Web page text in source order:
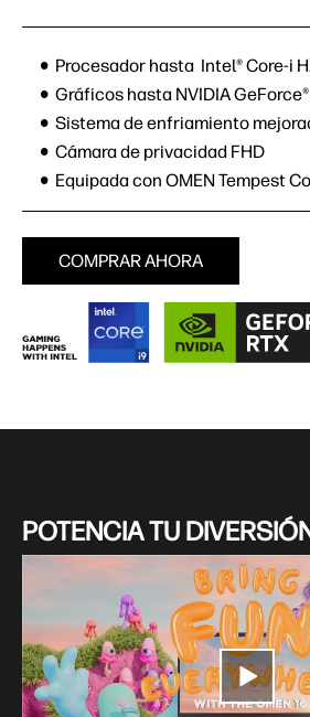
Procesador hasta Intel® Core-i
Gráficos hasta NVIDIA
Sistema de enfriamiento
Cámara de privacidad FHD
Equipada con OMEN Tempest
COMPRAR AHORA
POTENCIA TU